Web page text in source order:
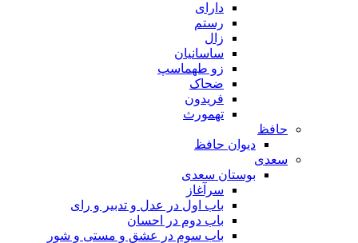
دارای
رستم
زال
ساسانیان
زو طهماسپ‏
ضحاک
فریدون
تهمورث
حافظ
دیوان حافظ
سعدی
بوستان سعدی
سرآغاز
باب اول در عدل و تدبیر و رای
باب دوم در احسان
باب سوم در عشق و مستی و شور